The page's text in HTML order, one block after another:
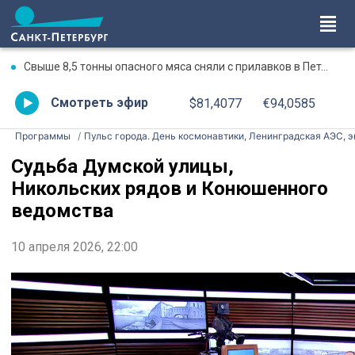
Свыше 8,5 тонны опасного мяса сняли с прилавков в Петербурге и Ленобласти с начала года
Смотреть эфир $81,4077 €94,0585
Программы Пульс города. День космонавтики, Ленинградская АЭС,
Судьба Думской улицы,
Никольских рядов и Конюшенного
ведомства
10 апреля 2026, 22:00